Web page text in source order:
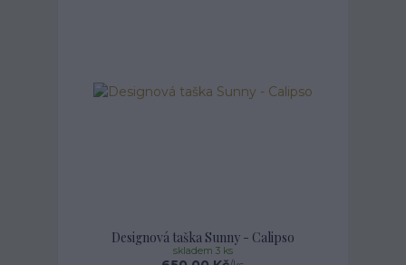
Designová taška Sunny - Calipso
skladem 3 ks